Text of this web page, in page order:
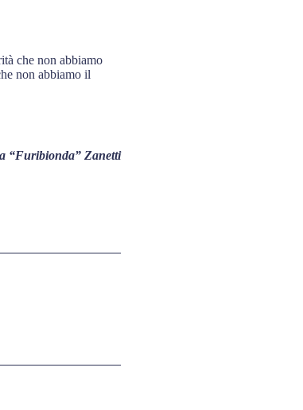
che non abbiamo
non abbiamo il
“Furibionda” Zanetti